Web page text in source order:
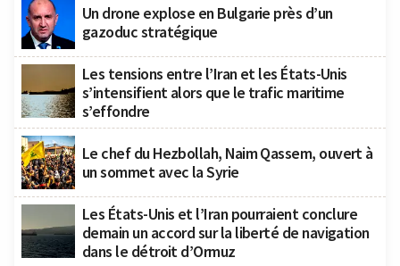
Un drone explose en Bulgarie près d’un
gazoduc stratégique
Les tensions entre l’Iran et les États-Unis
s’intensifient alors que le trafic maritime
s’effondre
Le chef du Hezbollah, Naim Qassem, ouvert à
un sommet avec la Syrie
Les États-Unis et l’Iran pourraient conclure
demain un accord sur la liberté de navigation
dans le détroit d’Ormuz